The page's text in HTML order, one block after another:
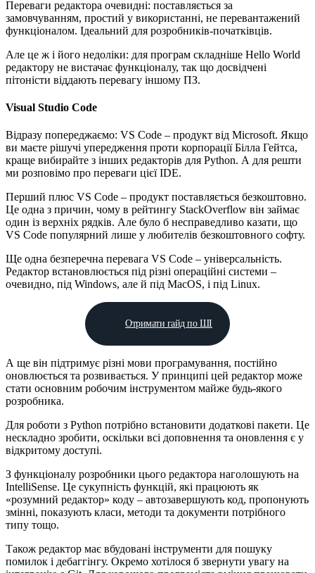
Переваги редактора очевидні: поставляється за
замовчуванням, простий у використанні, не перевантажений
функціоналом. Ідеальний для розробників-початківців.
Але це ж і його недоліки: для програм складніше Hello World
редактору не вистачає функціоналу, так що досвідчені
пітоністи віддають перевагу іншому ПЗ.
Visual Studio Code
Відразу попереджаємо: VS Code – продукт від Microsoft. Якщо
ви маєте рішучі упередження проти корпорації Білла Гейтса,
краще вибирайте з інших редакторів для Python. А для решти
ми розповімо про переваги цієї IDE.
Перший плюс VS Code – продукт поставляється безкоштовно.
Це одна з причин, чому в рейтингу StackOverflow він займає
один із верхніх рядків. Але було б несправедливо казати, що
VS Code популярний лише у любителів безкоштовного софту.
Ще одна безперечна перевага VS Code – універсальність.
Редактор встановлюється під різні операційні системи –
очевидно, під Windows, але й під MacOS, і під Linux.
Отримати гайд по ШІ
А ще він підтримує різні мови програмування, постійно
оновлюється та розвивається. У принципі цей редактор може
стати основним робочим інструментом майже будь-якого
розробника.
Для роботи з Python потрібно встановити додаткові пакети. Це
нескладно зробити, оскільки всі доповнення та оновлення є у
відкритому доступі.
З функціоналу розробники цього редактора наголошують на
IntelliSense. Це сукупність функцій, які працюють як
«розумний редактор» коду – автозавершують код, пропонують
змінні, показують класи, методи та документи потрібного
типу тощо.
Також редактор має вбудовані інструменти для пошуку
помилок і дебаггінгу. Окремо хотілося б звернути увагу на